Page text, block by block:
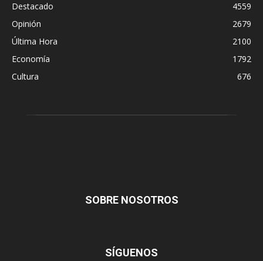
Destacado
4559
Opinión
2679
Última Hora
2100
Economía
1792
Cultura
676
SOBRE NOSOTROS
SÍGUENOS